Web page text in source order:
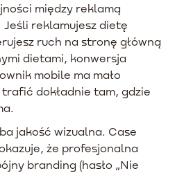
między reklamą
reklamujesz dietę
ruch na stronę główną
dietami, konwersja
mobile ma mało
dokładnie tam, gdzie
jakość wizualna. Case
że profesjonalna
branding (hasło „Nie